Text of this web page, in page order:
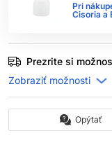
Pri
Cisoria a
Prezrite si
Opýtať